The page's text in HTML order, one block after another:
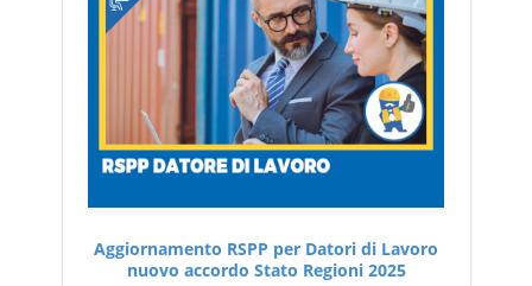
Aggiornamento RSPP per Datori di Lavoro
nuovo accordo Stato Regioni 2025